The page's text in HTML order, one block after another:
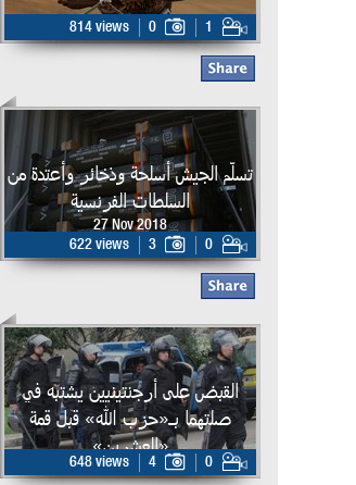
814 views 0 1
تسلّم الجيش أسلحة وذخائر وأعتدة من
السلطات الفرنسية
27 Nov 2018
622 views
3 0
القبض على أرجنتينيين يشتبه في
صلتهما بـ«حزب الله» قبل قمة
«العشرين»
16 Nov 2018
648 views 4 0